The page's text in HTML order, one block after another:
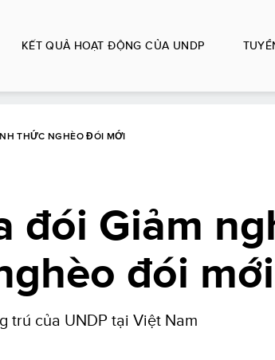
KẾT QUẢ HOẠT ĐỘNG CỦA UNDP
THỨC NGHÈO ĐÓI MỚI
đói Giảm
đói mới
trú của UNDP tại Việt Nam